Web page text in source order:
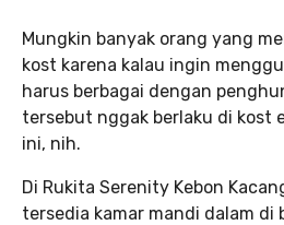
Mungkin banyak orang yang
kost karena kalau ingin
harus berbagai dengan
tersebut nggak berlaku di kost
ini, nih.
Di Rukita Serenity Kebon
tersedia kamar mandi dalam di